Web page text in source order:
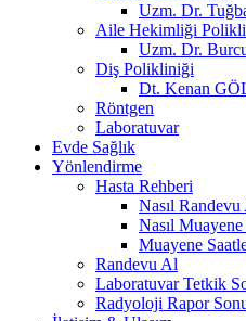
Uzm. Dr.
Aile Hekimliği
Uzm. Dr.
Diş Polikliniği
Dt. Kenan
Röntgen
Laboratuvar
Evde Sağlık
Yönlendirme
Hasta Rehberi
Nasıl Randevu
Nasıl
Muayene
Randevu Al
Laboratuvar Tetkik
Radyoloji Rapor